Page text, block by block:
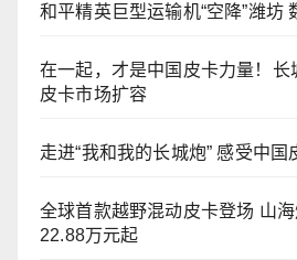
和平精英巨型运输机“空降”潍坊
在一起，才是中国皮卡力量！长
皮卡市场扩容
走进“我和我的长城炮” 感受中国
全球首款越野混动皮卡登场 山
22.88万元起